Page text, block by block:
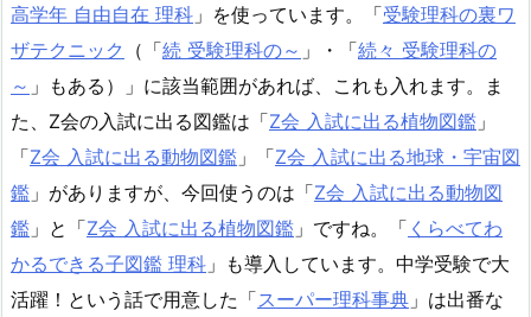
高学年 自由自在 理科 」を使っています。「受験理科の裏ワ
ザテクニック
（「続 受験理科の～ 」・「続々 受験理科の
～ 」もある）」に該当範囲があれば、これも入れます。ま
た、Z会の入試に出る図鑑は「Z会 入試に出る植物図鑑 」
「Z会 入試に出る動物図鑑 」「Z会 入試に出る地球・宇宙図
鑑 」がありますが、今回使うのは「Z会 入試に出る動物図
鑑 」と「Z会 入試に出る植物図鑑 」ですね。「 くらべてわ
かるできる子図鑑 理科 」も導入しています。中学受験で大
活躍！という話で用意した「スーパー理科事典 」は出番な